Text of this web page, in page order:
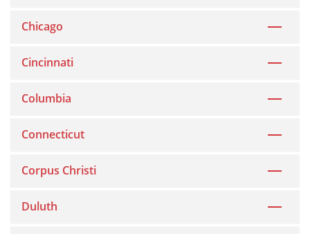
Chicago
Cincinnati
Columbia
Connecticut
Corpus Christi
Duluth